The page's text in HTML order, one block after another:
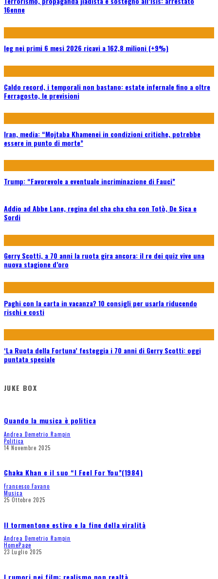
16enne
Ieg nei primi 6 mesi 2026 ricavi a 162,8 milioni (+9%)
Caldo record, i temporali non bastano: estate infernale fino a oltre
Ferragosto, le previsioni
Iran, media: “Mojtaba Khamenei in condizioni critiche, potrebbe
essere in punto di morte”
Trump: “Favorevole a eventuale incriminazione di Fauci”
Addio ad Abbe Lane, regina del cha cha cha con Totò, De Sica e
Sordi
Gerry Scotti, a 70 anni la ruota gira ancora: il re dei quiz vive una
nuova stagione d’oro
Paghi con la carta in vacanza? 10 consigli per usarla riducendo
rischi e costi
‘La Ruota della Fortuna’ festeggia i 70 anni di Gerry Scotti: oggi
puntata speciale
JUKE BOX
Quando la musica è politica
Andrea Demetrio Rampin
Politica
14 Novembre 2025
Chaka Khan e il suo “I Feel For You”(1984)
Francesco Favano
Musica
25 Ottobre 2025
Il tormentone estivo e la fine della viralità
Andrea Demetrio Rampin
HomePage
23 Luglio 2025
I rumori nei film: realismo non realtà